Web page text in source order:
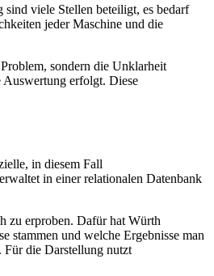
viele Stellen beteiligt, es bedarf
jeder Maschine und die
sondern die Unklarheit
Auswertung erfolgt. Diese
in diesem Fall
in einer relationalen Datenbank
zu erproben. Dafür hat Würth
stammen und welche Ergebnisse man
Für die Darstellung nutzt